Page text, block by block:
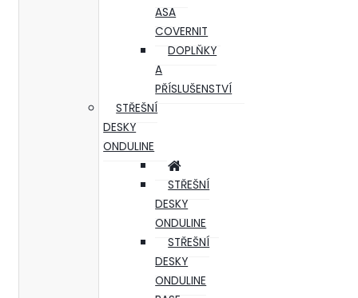
ASA
COVERNIT
DOPLŇKY
A
PŘÍSLUŠENSTVÍ
STŘEŠNÍ
DESKY
ONDULINE
STŘEŠNÍ
DESKY
ONDULINE
STŘEŠNÍ
DESKY
ONDULINE